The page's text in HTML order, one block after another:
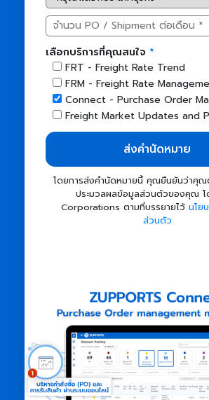
เลือกบริการที่คุณสนใจ
FRT - Freight Rate Trend
FRM - Freight Rate
Connect - Purchase Order
Freight Market Updates and
ส่งคำนัดหมาย
โดยการส่งคำนัดหมายนี้ คุณยืนยันว่าคุณ
ประมวลผลข้อมูลส่วนตัวของคุณ โ
Corporations ตามที่บรรยายไว้ นโย
ส่วนตัว